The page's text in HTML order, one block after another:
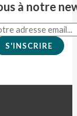
à notre
S'INSCRIRE